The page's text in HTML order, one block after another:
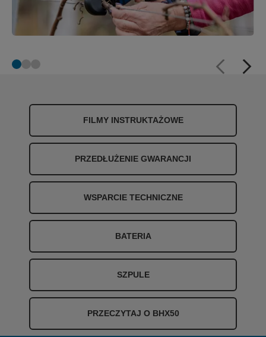
FILMY INSTRUKTAŻOWE
PRZEDŁUŻENIE GWARANCJI
WSPARCIE TECHNICZNE
BATERIA
SZPULE
PRZECZYTAJ O BHX50